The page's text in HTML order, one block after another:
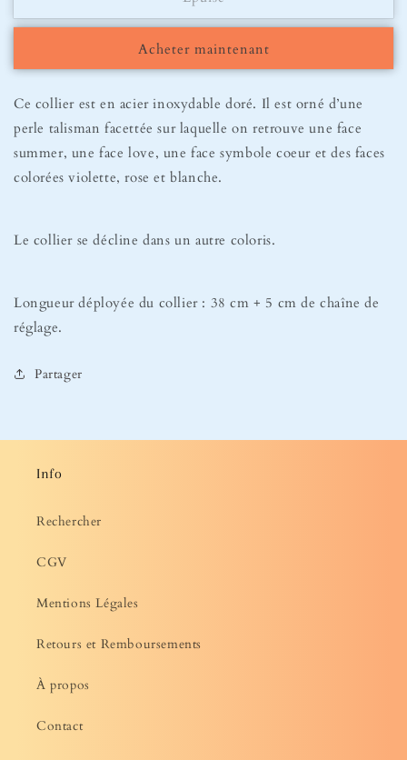
Collier
Collier
Acheter maintenant
Ce collier est en acier inoxydable doré. Il est orné d’une
perle talisman facettée sur laquelle on retrouve une face
summer, une face love, une face symbole coeur et des faces
colorées violette, rose et blanche.
Le collier se décline dans un autre coloris.
Longueur déployée du collier : 38 cm + 5 cm de chaîne de
réglage.
Partager
Info
Rechercher
CGV
Mentions Légales
Retours et Remboursements
À propos
Contact